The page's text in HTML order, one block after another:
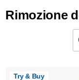
Rimozione
Try & Buy